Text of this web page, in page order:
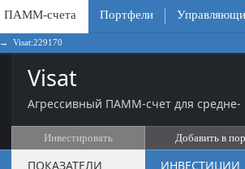
ПАММ-счета Портфели
→ Visat:229170
Visat
Агрессивный ПАММ-счет для средне-
Инвестировать Добавить в
ПОКАЗАТЕЛИ ИНВЕСТИЦИИ